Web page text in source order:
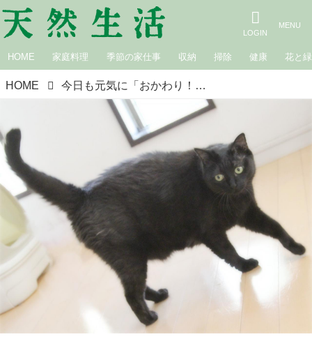
HOME 家庭料理 季節の家仕事 収納 掃除 健康 花と緑
HOME 今日も元気に「おかわり！」いい食べっぷりを見せるわが家の元野良猫たち。“ぽっちゃり”は幸せの証｜生きづらい世界で、猫が教えてくれたこと／咲セリ